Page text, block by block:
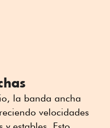
la banda ancha
velocidades